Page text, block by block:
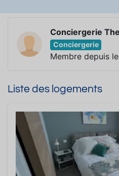
Conciergerie
Conciergerie
Membre depuis
Liste des logements